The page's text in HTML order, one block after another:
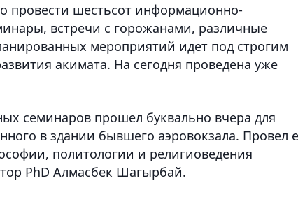
провести шестьсот информационно-
встречи с горожанами, различные
мероприятий идет под строгим
акимата. На сегодня проведена уже
семинаров прошел буквально вчера для
в здании бывшего аэровокзала. Провел
политологии и религиоведения
PhD Алмасбек Шагырбай.